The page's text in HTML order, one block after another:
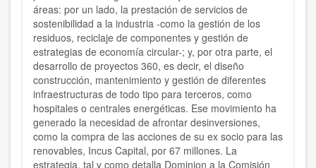
áreas: por un lado, la prestación de servicios de
sostenibilidad a la industria -como la gestión de los
residuos, reciclaje de componentes y gestión de
estrategias de economía circular-; y, por otra parte, el
desarrollo de proyectos 360, es decir, el diseño
construcción, mantenimiento y gestión de diferentes
infraestructuras de todo tipo para terceros, como
hospitales o centrales energéticas. Ese movimiento ha
generado la necesidad de afrontar desinversiones,
como la compra de las acciones de su ex socio para las
renovables, Incus Capital, por 67 millones. La
estrategia, tal y como detalla Dominion a la Comisión